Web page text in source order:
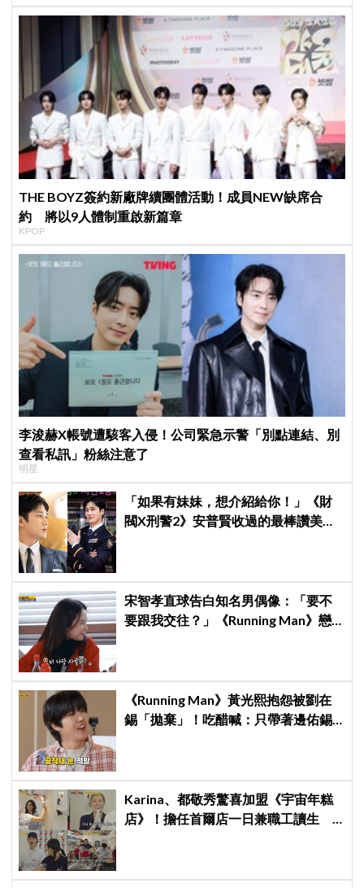
THE BOYZ簽約新廠牌續團體活動！成員NEW缺席合
約 將以9人體制重啟新篇章
KPOP
李浚赫X帳號遭駭客入侵！公司緊急示警「別點連結、別
查看私訊」粉絲注意了
明星
「如果有妹妹，想介紹給你！」《財
閥X刑警2》安普賢收過的最棒讚美，
宋智孝直球告白知名男偶像：「要不
要跟我交往？」《Running Man》戀
《Running Man》黃光熙抱怨被劉在
錫「拋棄」！吃醋喊：只帶著邊佑錫
Karina、都敬秀驚喜加盟《宇宙年糕
店》！擔任首爾店一日兼職工讀生